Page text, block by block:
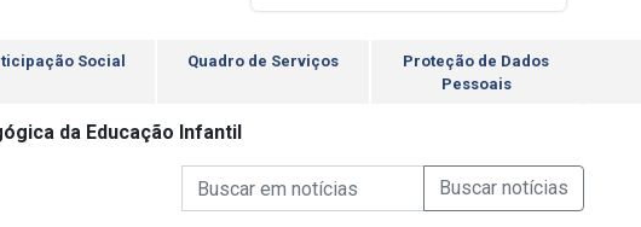
Social Quadro de Serviços
Proteção de Dados
Pessoais
da Educação Infantil
Campo de Busca de Notícias
Campo de Busca de informaçõesEnviar a Busca de